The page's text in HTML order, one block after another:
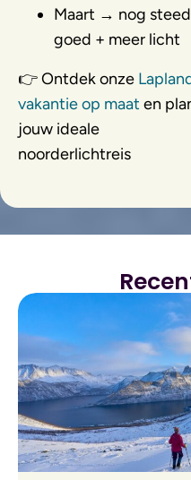
Maart → nog
goed + meer licht
👉 Ontdek onze
vakantie op maat en
jouw ideale
noorderlichtreis